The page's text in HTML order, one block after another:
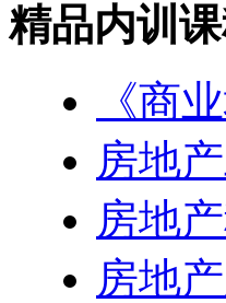
精品内训
《商
房地
房地
房地